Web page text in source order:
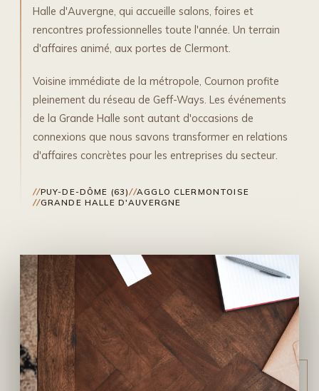
Halle d'Auvergne, qui accueille salons, foires et
rencontres professionnelles toute l'année. Un terrain
d'affaires animé, aux portes de Clermont.
Voisine immédiate de la métropole, Cournon profite
pleinement du réseau de Geff-Ways. Les événements
de la Grande Halle sont autant d'occasions de
connexions que nous savons transformer en relations
d'affaires concrètes pour les entreprises du secteur.
PUY-DE-DÔME (63)
AGGLO CLERMONTOISE
GRANDE HALLE D'AUVERGNE